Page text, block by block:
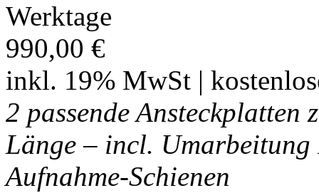
Werktage
990,00 €
inkl. 19% MwSt |
2 passende Ansteckplatten
Länge – incl. Umarbeitung
Aufnahme-Schienen